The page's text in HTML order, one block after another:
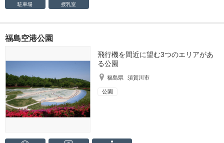
駐車場 授乳室
福島空港公園
飛行機を間近に望む3つのエリアがあ
る公園
福島県 須賀川市
公園